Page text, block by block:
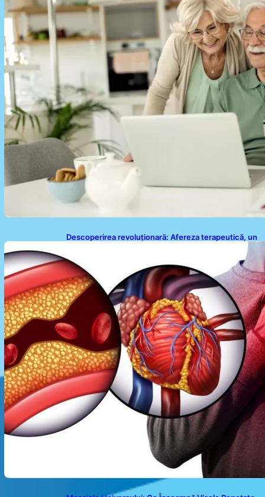
Descoperirea revoluționară: Afereza terapeutică, un